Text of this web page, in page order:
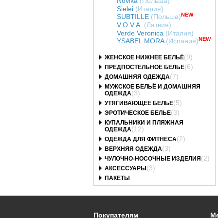
Sielei (Италия)
SUBTILLE (Польша)NEW
V.O.V.A. (Латвия)
Verde Veronica (Италия)
YSABEL MORA(Испания) NEW
ЖЕНСКОЕ НИЖНЕЕ БЕЛЬЁ(9)
ПРЕДПОСТЕЛЬНОЕ БЕЛЬЕ(6)
ДОМАШНЯЯ ОДЕЖДА(7)
МУЖСКОЕ БЕЛЬЁ И ДОМАШНЯЯ
ОДЕЖДА(3)
УТЯГИВАЮЩЕЕ БЕЛЬЕ(5)
ЭРОТИЧЕСКОЕ БЕЛЬЕ(3)
КУПАЛЬНИКИ И ПЛЯЖНАЯ
ОДЕЖДА(12)
ОДЕЖДА ДЛЯ ФИТНЕСА(2)
ВЕРХНЯЯ ОДЕЖДА(3)
ЧУЛОЧНО-НОСОЧНЫЕ ИЗДЕЛИЯ (2)
АКСЕССУАРЫ (3)
ПАКЕТЫ
Покупателям